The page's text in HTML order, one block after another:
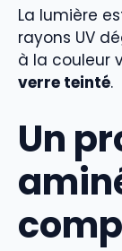
La lumière
rayons UV
à la couleur
verre teinté.
Un